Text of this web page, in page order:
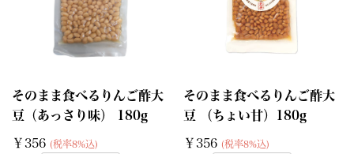
そのまま食べるりんご酢大
豆（あっさり味） 180g
￥356 (税率8%込)
そのまま食べるりんご酢大
豆 （ちょい甘）180g
￥356 (税率8%込)